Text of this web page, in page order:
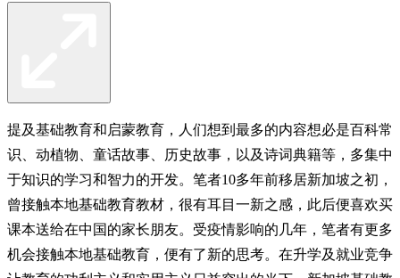
提及基础教育和启蒙教育，人们想到最多的内容想必是百科常
识、动植物、童话故事、历史故事，以及诗词典籍等，多集中
于知识的学习和智力的开发。笔者10多年前移居新加坡之初，
曾接触本地基础教育教材，很有耳目一新之感，此后便喜欢买
课本送给在中国的家长朋友。受疫情影响的几年，笔者有更多
机会接触本地基础教育，便有了新的思考。在升学及就业竞争